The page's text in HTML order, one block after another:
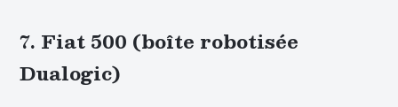
7. Fiat 500 (boîte robotisée
Dualogic)